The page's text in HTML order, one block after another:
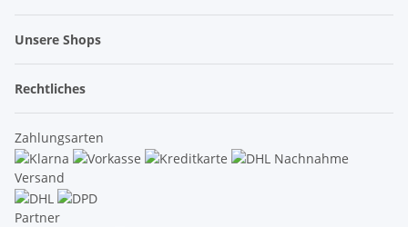
Unsere Shops
Rechtliches
Zahlungsarten
Versand
Partner